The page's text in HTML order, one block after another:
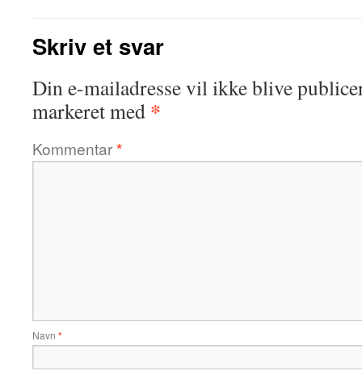
Skriv et svar
Din e-mailadresse vil ikke blive
markeret med *
Kommentar*
Navn *